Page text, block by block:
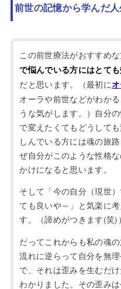
前世の記憶から学んだ
この前世療法がおすすめな
で悩んでいる方にはとて
だと思います。（最初に
オーラや前世などがわか
うな気がします。）自分
で変えたくてもどうして
しんでいる方には魂の旅
ぜ自分がこのような性格
かけになると思います。
そして「今の自分（現世
ても良いや～」と気楽に
す。（諦めがつきます(笑)）
だってこれからも私の魂
流れに逆らって自分を無
で、それは歪みを生むだ
わかりました。その歪み